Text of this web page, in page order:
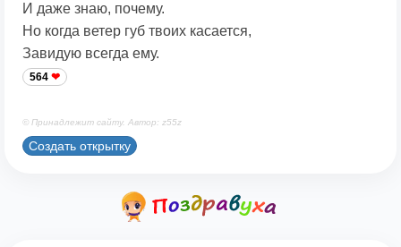
И даже знаю, почему.
Но когда ветер губ твоих касается,
Завидую всегда ему.
564
© Принадлежит сайту. Автор: z55z
Создать открытку